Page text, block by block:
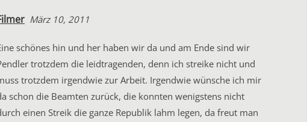
März 10, 2011
schönes hin und her haben wir da und am Ende sind wir
trotzdem die leidtragenden, denn ich streike nicht und
trotzdem irgendwie zur Arbeit. Irgendwie wünsche ich mir
schon die Beamten zurück, die konnten wenigstens nicht
einen Streik die ganze Republik lahm legen, da freut man